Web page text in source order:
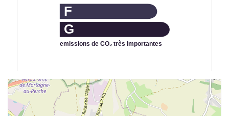
F
G
emissions de CO₂ très importantes